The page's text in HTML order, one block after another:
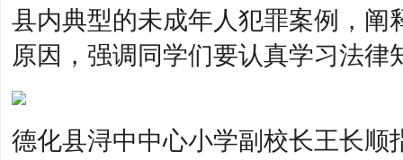
县内典型的未成年人犯罪案例，阐
原因，强调同学们要认真学习法
德化县浔中中心小学副校长王长顺